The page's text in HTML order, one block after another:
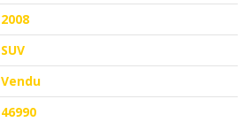
2008
SUV
Vendu
46990